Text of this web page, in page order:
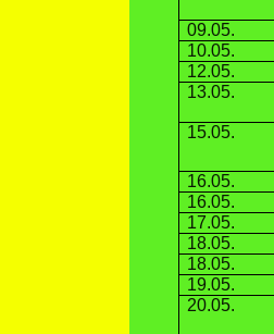
09.05.
10.05.
12.05.
13.05.
15.05.
16.05.
16.05.
17.05.
18.05.
18.05.
19.05.
20.05.